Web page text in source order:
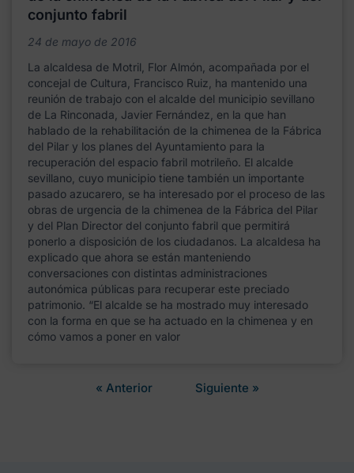
conjunto fabril
24 de mayo de 2016
La alcaldesa de Motril, Flor Almón, acompañada por el
concejal de Cultura, Francisco Ruiz, ha mantenido una
reunión de trabajo con el alcalde del municipio sevillano
de La Rinconada, Javier Fernández, en la que han
hablado de la rehabilitación de la chimenea de la Fábrica
del Pilar y los planes del Ayuntamiento para la
recuperación del espacio fabril motrileño. El alcalde
sevillano, cuyo municipio tiene también un importante
pasado azucarero, se ha interesado por el proceso de las
obras de urgencia de la chimenea de la Fábrica del Pilar
y del Plan Director del conjunto fabril que permitirá
ponerlo a disposición de los ciudadanos. La alcaldesa ha
explicado que ahora se están manteniendo
conversaciones con distintas administraciones
autonómica públicas para recuperar este preciado
patrimonio. “El alcalde se ha mostrado muy interesado
con la forma en que se ha actuado en la chimenea y en
cómo vamos a poner en valor
« Anterior Siguiente »